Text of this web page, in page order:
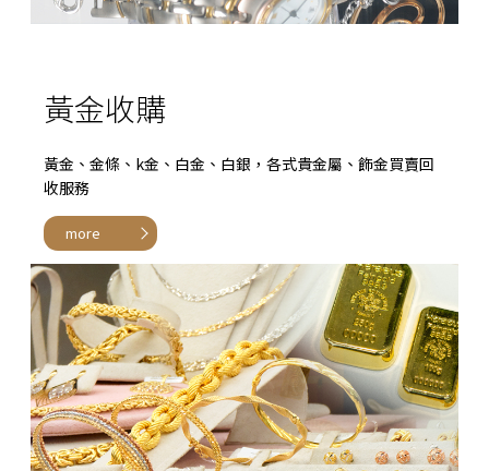
黃金收購
黃金、金條、k金、白金、白銀，各式貴金屬、飾金買賣回
收服務
more